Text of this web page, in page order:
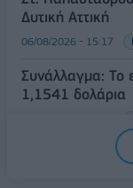
Δυτική Αττική
06/08/2026 - 15:17
Συνάλλαγμα: Το
1,1541 δολάρια